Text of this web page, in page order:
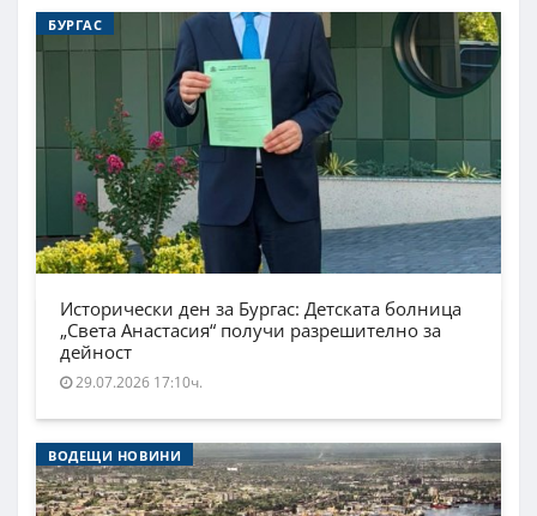
БУРГАС
Исторически ден за Бургас: Детската болница
„Света Анастасия“ получи разрешително за
дейност
29.07.2026 17:10ч.
ВОДЕЩИ НОВИНИ